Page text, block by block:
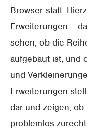
Browser statt.
Erweiterungen –
sehen, ob die
aufgebaut ist, und
und
Erweiterungen
dar und zeigen,
problemlos